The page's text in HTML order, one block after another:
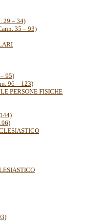
29 – 34)
35 – 93)
95)
96 – 123)
PERSONE FISICHE